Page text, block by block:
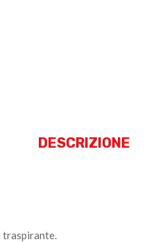
DESCRIZIONE